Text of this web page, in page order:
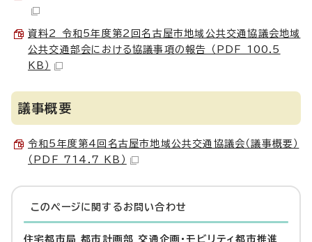
資料2 令和5年度第2回名古屋市地域公共交通協議会地域
公共交通部会における協議事項の報告 （PDF 100.5
KB）
議事概要
令和5年度第4回名古屋市地域公共交通協議会（議事概要）
（PDF 714.7 KB）
このページに関する お問い合わせ
住宅都市局 都市計画部 交通企画・モビリティ都市推進